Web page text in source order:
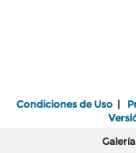
Condiciones de Uso |